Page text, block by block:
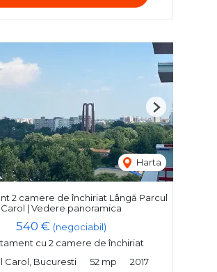
Harta
Next
2 camere de închiriat Lângă Parcul
Carol | Vedere panoramica
540 € (negociabil)
cu 2 camere de închiriat
Carol, Bucuresti
52 mp 2017